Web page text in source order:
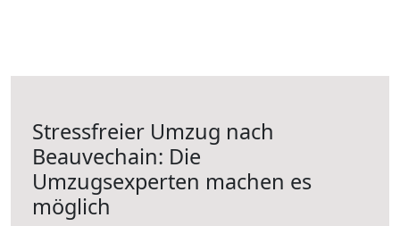
Stressfreier Umzug nach
Beauvechain: Die
Umzugsexperten machen es
möglich